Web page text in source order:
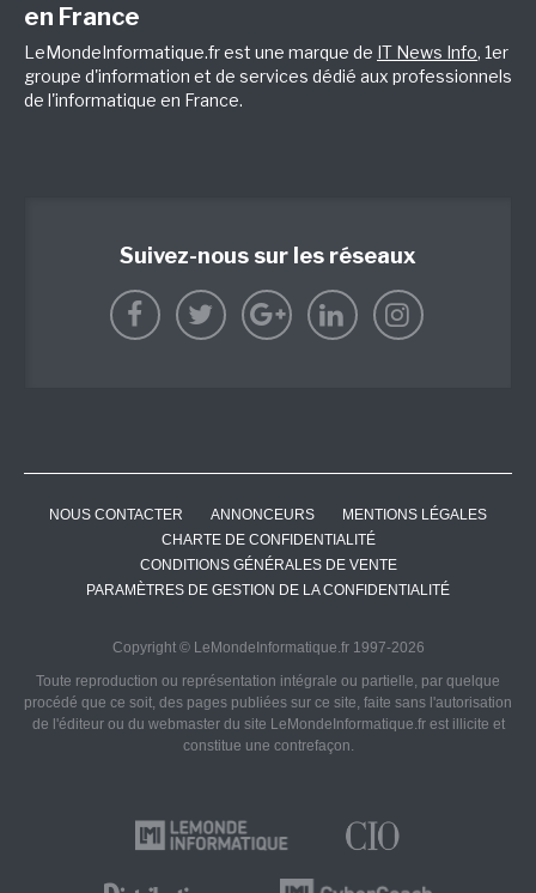
en France
LeMondeInformatique.fr est une marque de IT News Info, 1er
groupe d'information et de services dédié aux professionnels
de l'informatique en France.
Suivez-nous sur les réseaux
NOUS CONTACTER ANNONCEURS
MENTIONS LÉGALES
CHARTE DE CONFIDENTIALITÉ
CONDITIONS GÉNÉRALES DE VENTE
PARAMÈTRES DE GESTION DE LA CONFIDENTIALITÉ
Copyright © LeMondeInformatique.fr 1997-2026
Toute reproduction ou représentation intégrale ou partielle, par quelque
procédé que ce soit, des pages publiées sur ce site, faite sans l'autorisation
de l'éditeur ou du webmaster du site LeMondeInformatique.fr est illicite et
constitue une contrefaçon.